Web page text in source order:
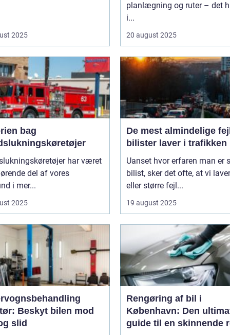
2025
planlægning og ruter – det
i...
20 august 2025
bag
har været
del af vores
i mer...
2025
De mest almindelige
bilister laver i trafikken
Uanset hvor erfaren man er
bilist, sker det ofte, at vi
eller større fejl...
19 august 2025
Beskyt bilen mod
slid
Rengøring af bil i
København: Den
guide til en skinnende